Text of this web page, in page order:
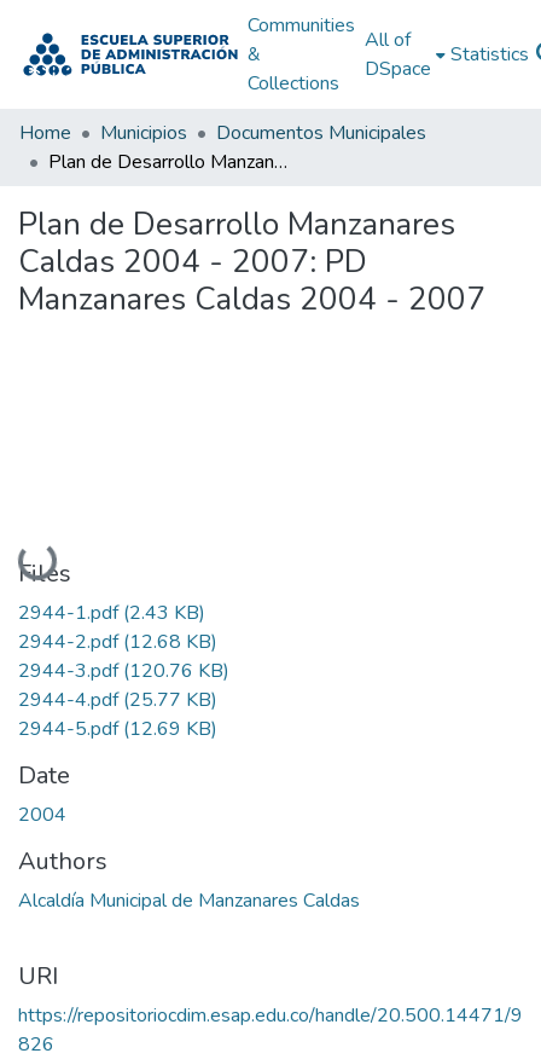
Communities
&
Collections
All of
DSpace
Statistics
Home Municipios
Documentos Municipales
Plan de Desarrollo Manzanares Caldas 2004 - 2007: PD Manzanares Caldas 2004 - 2007
Plan de Desarrollo Manzanares
Caldas 2004 - 2007: PD
Manzanares Caldas 2004 - 2007
Loading...
Files
2944-1.pdf(2.43 KB)
2944-2.pdf(12.68 KB)
2944-3.pdf(120.76 KB)
2944-4.pdf(25.77 KB)
2944-5.pdf(12.69 KB)
Date
2004
Authors
Alcaldía Municipal de Manzanares Caldas
URI
https://repositoriocdim.esap.edu.co/handle/20.500.14471/9
826